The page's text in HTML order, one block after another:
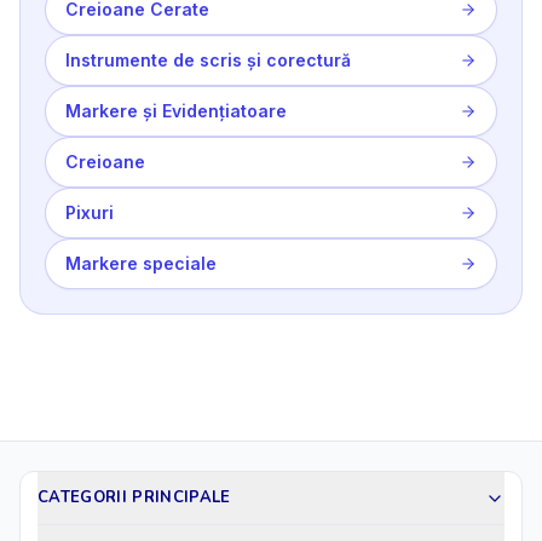
Creioane Cerate
Instrumente de scris și corectură
Markere și Evidențiatoare
Creioane
Pixuri
Markere speciale
CATEGORII PRINCIPALE